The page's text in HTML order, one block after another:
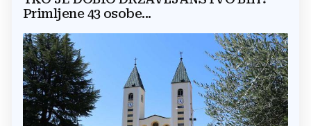
Primljene 43 osobe...